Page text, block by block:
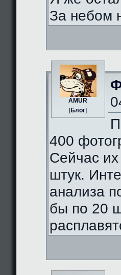
За небом
AMUR
[Блог]
400
Сейчас
штук.
анализа
бы по 20